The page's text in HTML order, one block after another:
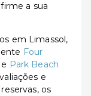
a sua
em Limassol,
Four
e Park Beach
e
os